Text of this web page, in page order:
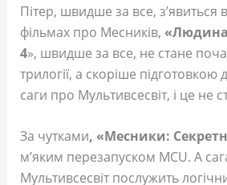
Пітер, швидше за все, з’явиться
фільмах про Месників,
4», швидше за все, не стане
трилогії, а скоріше
саги про Мультивсесвіт, і це не
За чутками, «Месники:
м’яким перезапуском MCU. А
Мультивсесвіт послужить